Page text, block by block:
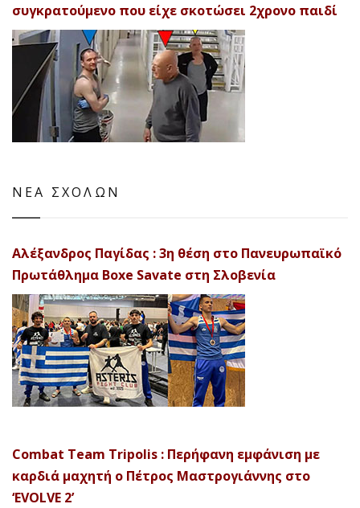
συγκρατούμενο που είχε σκοτώσει 2χρονο παιδί
ΝΕΑ ΣΧΟΛΩΝ
Αλέξανδρος Παγίδας : 3η θέση στο Πανευρωπαϊκό
Πρωτάθλημα Boxe Savate στη Σλοβενία
Combat Team Tripolis : Περήφανη εμφάνιση με
καρδιά μαχητή ο Πέτρος Μαστρογιάννης στο
‘EVOLVE 2’